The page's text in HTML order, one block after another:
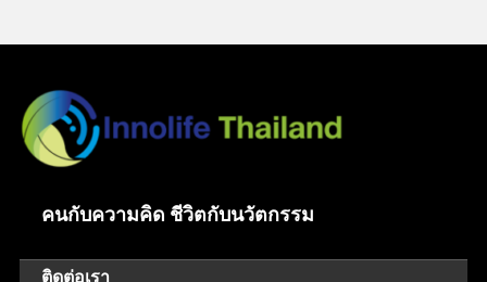
คนกับความคิด ชีวิตกับนวัตกรรม
ติดต่อเรา